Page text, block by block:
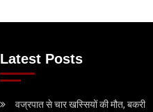
Latest Posts
वज्रपात से चार खस्सियों की मौत, बकरी